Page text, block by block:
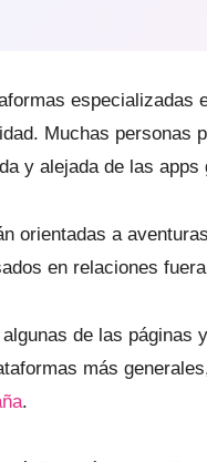
Muchas personas
y alejada de las apps
orientadas a
en relaciones
de las
más
.